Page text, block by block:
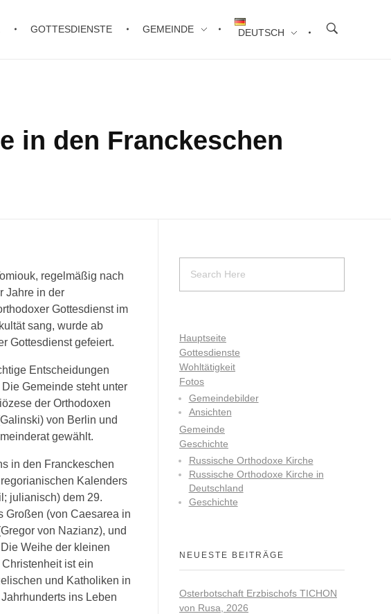
GOTTESDIENSTE GEMEINDE DEUTSCH
in den Franckeschen
regelmäßig nach
Jahre in der
Gottesdienst im
sang, wurde ab
Gottesdienst gefeiert.
Entscheidungen
Gemeinde steht unter
der Orthodoxen
von Berlin und
gewählt.
in den Franckeschen
Kalenders
julianisch) dem 29.
Großen (von Caesarea in
von Nazianz), und
Weihe der kleinen
ist ein
und Katholiken in
ins Leben
Hauptseite
Gottesdienste
Wohltätigkeit
Fotos
Gemeindebilder
Ansichten
Gemeinde
Geschichte
Russische Orthodoxe Kirche
Russische Orthodoxe Kirche in
Deutschland
Geschichte
NEUESTE BEITRÄGE
Osterbotschaft Erzbischofs TICHON
von Rusa, 2026